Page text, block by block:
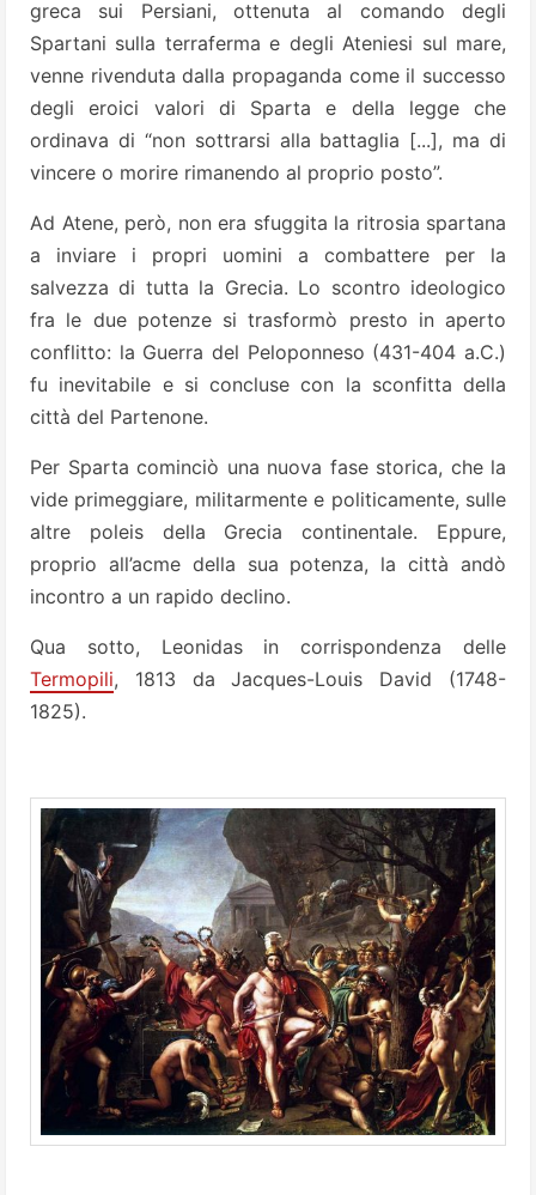
greca sui Persiani, ottenuta al comando degli
Spartani sulla terraferma e degli Ateniesi sul mare,
venne rivenduta dalla propaganda come il successo
degli eroici valori di Sparta e della legge che
ordinava di “non sottrarsi alla battaglia [...], ma di
vincere o morire rimanendo al proprio posto”.
Ad Atene, però, non era sfuggita la ritrosia spartana
a inviare i propri uomini a combattere per la
salvezza di tutta la Grecia. Lo scontro ideologico
fra le due potenze si trasformò presto in aperto
conflitto: la Guerra del Peloponneso (431-404 a.C.)
fu inevitabile e si concluse con la sconfitta della
città del Partenone.
Per Sparta cominciò una nuova fase storica, che la
vide primeggiare, militarmente e politicamente, sulle
altre poleis della Grecia continentale. Eppure,
proprio all’acme della sua potenza, la città andò
incontro a un rapido declino.
Qua sotto, Leonidas in corrispondenza delle
Termopili, 1813 da Jacques-Louis David (1748-
1825).